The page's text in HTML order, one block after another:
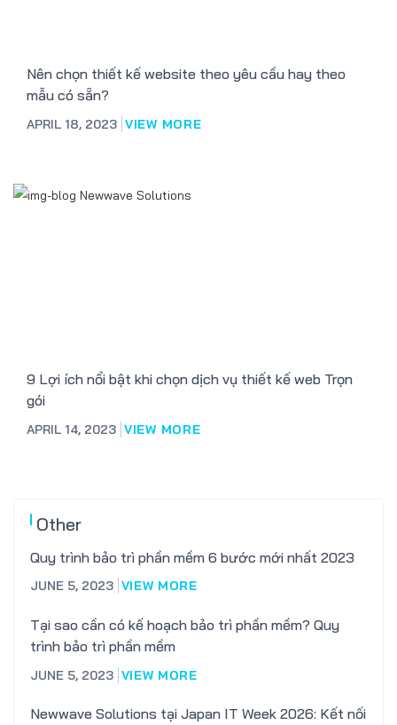
Nên chọn thiết kế website theo yêu cầu hay theo
mẫu có sẵn?
APRIL 18, 2023 VIEW MORE
9 Lợi ích nổi bật khi chọn dịch vụ thiết kế web Trọn
gói
APRIL 14, 2023 VIEW MORE
Other
Quy trình bảo trì phần mềm 6 bước mới nhất 2023
JUNE 5, 2023 VIEW MORE
Tại sao cần có kế hoạch bảo trì phần mềm? Quy
trình bảo trì phần mềm
JUNE 5, 2023 VIEW MORE
Newwave Solutions tại Japan IT Week 2026: Kết nối